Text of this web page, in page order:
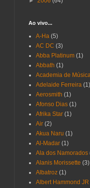
Ao vivo...
A-Ha (5)
AC DC (3)
Abba Platinum (1)
Abbath (1)
Academia de
Adelaide Ferreira (1)
Aerosmith (1)
Afonso Dias (1)
Afrika Star (1)
Air (2)
Akua Naru (1)
Al-Madar (1)
Ala dos Namorados
Alanis Morissette (3)
Albatroz (1)
Albert Hammond JR